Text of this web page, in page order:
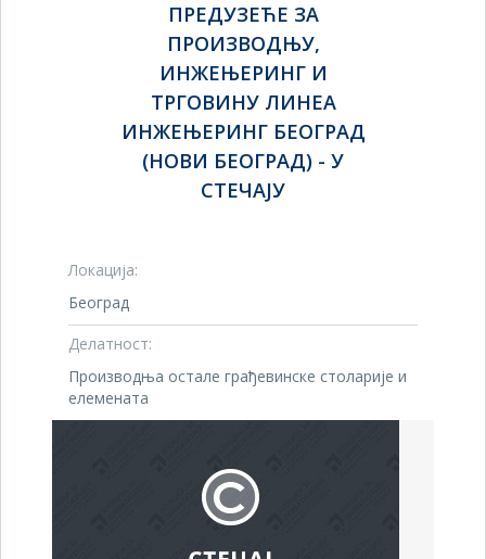
ПРЕДУЗЕЋЕ ЗА
ПРОИЗВОДЊУ,
ИНЖЕЊЕРИНГ И
ТРГОВИНУ ЛИНЕА
ИНЖЕЊЕРИНГ БЕОГРАД
(НОВИ БЕОГРАД) - У
СТЕЧАЈУ
Локација:
Београд
Делатност:
Производња остале грађевинске столарије и
елемената